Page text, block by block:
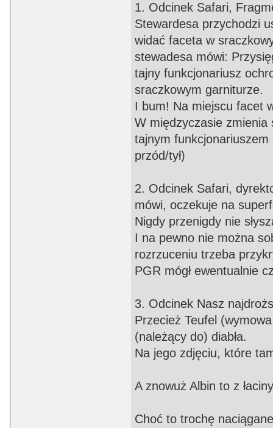
1. Odcinek Safari,
Stewardesa przychodzi
widać faceta w
stewadesa mówi:
tajny funkcjonariusz
sraczkowym garniturze.
I bum! Na miejscu facet
W międzyczasie zmienia
tajnym
przód/tył)
2. Odcinek Safari,
mówi, oczekuje na
Nigdy przenigdy nie
I na pewno nie można
rozrzuceniu trzeba
PGR mógł ewentualnie
3. Odcinek Nasz
Przecież Teufel
(należący do) diabła.
Na jego zdjęciu, które
A znowuż Albin to z
Choć to trochę